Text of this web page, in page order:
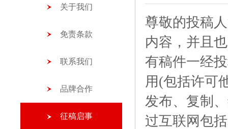
关于我们
免责条款
联系我们
品牌合作
征稿启事
尊敬的投稿
内容，并且
有稿件一经
用(包括许可
发布、复制
过互联网包